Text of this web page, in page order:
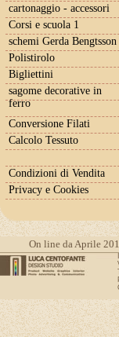
cartonaggio - accessori
Corsi e scuola 1
schemi Gerda Bengtsson
Polistirolo
Bigliettini
sagome decorative in
ferro
Conversione Filati
Calcolo Tessuto
Condizioni di Vendita
Privacy e Cookies
On line da Aprile